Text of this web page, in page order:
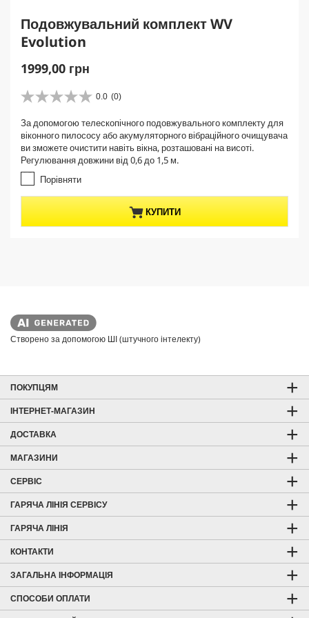
Подовжувальний комплект WV
Evolution
C
r
e
n
t
p
r
o
d
i
c
e
1999,00 грн
0.0 (0)
0
0
з
5
з
р
о
.
За допомогою телескопічного подовжувального комплекту для
віконного пилососу або акумуляторного вібраційного очищувача
ви зможете очистити навіть вікна, розташовані на висоті.
Регулювання довжини від 0,6 до 1,5 м.
Порівняти
КУПИТИ
Створено за допомогою ШІ (штучного інтелекту)
ПОКУПЦЯМ
ІНТЕРНЕТ-МАГАЗИН
ДОСТАВКА
МАГАЗИНИ
СЕРВІС
ГАРЯЧА ЛІНІЯ СЕРВІСУ
ГАРЯЧА ЛІНІЯ
КОНТАКТИ
ЗАГАЛЬНА ІНФОРМАЦІЯ
СПОСОБИ ОПЛАТИ